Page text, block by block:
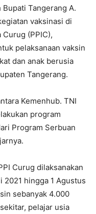
Tangerang A.
vaksinasi di
(PPIC),
pelaksanaan vaksin
dan anak berusia
Tangerang.
Kemenhub. TNI
program
Program Serbuan
Curug dilaksanakan
2021 hingga 1 Agustus
sebanyak 4.000
pelajar usia